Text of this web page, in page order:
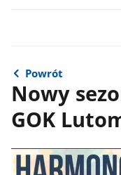
Powrót
Nowy
GOK